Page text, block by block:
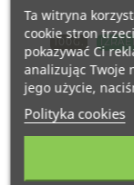
100G.
Ta witryna
cookie stron
pokazywać Ci
analizując Twoje
jego użycie,
Polityka cookies